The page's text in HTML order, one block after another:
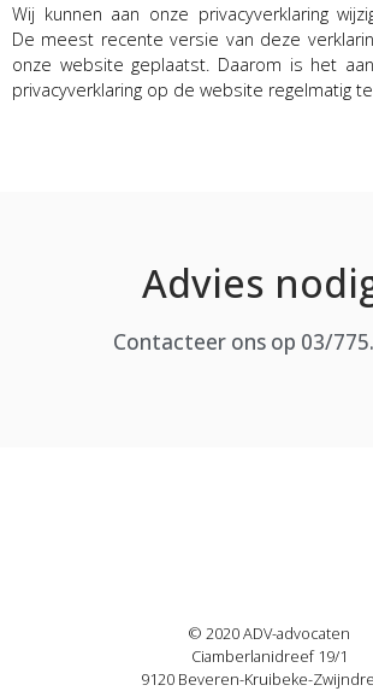
Wij kunnen aan onze privacyverklaring
De meest recente versie van deze
onze website geplaatst. Daarom is het
privacyverklaring op de website regelmatig
Advies
Contacteer ons op 03/
© 2020 ADV-advocaten
Ciamberlanidreef 19/1
9120 Beveren-Kruibeke-